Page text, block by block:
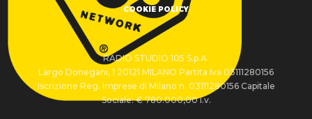
COOKIE POLICY
RADIO STUDIO 105 S.p.A.
Largo Donegani, 1 20121 MILANO Partita Iva 03111280156
Iscrizione Reg. Imprese di Milano n. 03111280156 Capitale
Sociale: € 780.000,00 i.v.